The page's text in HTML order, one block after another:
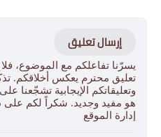
إرسال تعليق
يسرّنا تفاعلكم مع الموضوع،
تعليق محترم يعكس أخلاقكم.
وتعليقاتكم الإيجابية تشجّعنا
هو مفيد وجديد. شكراً لكم على
إدارة الموقع